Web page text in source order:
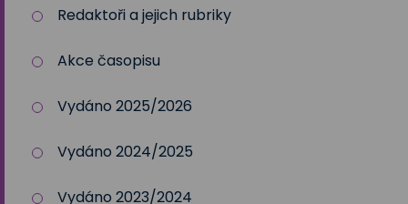
Redaktoři a jejich rubriky
Akce časopisu
Vydáno 2025/2026
Vydáno 2024/2025
Vydáno 2023/2024